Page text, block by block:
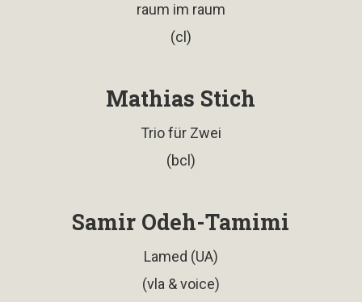
raum im raum
(cl)
Mathias Stich
Trio für Zwei
(bcl)
Samir Odeh-Tamimi
Lamed (UA)
(vla & voice)